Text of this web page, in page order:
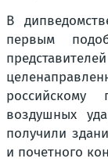
В
первым
воздушных
получили
и почетного